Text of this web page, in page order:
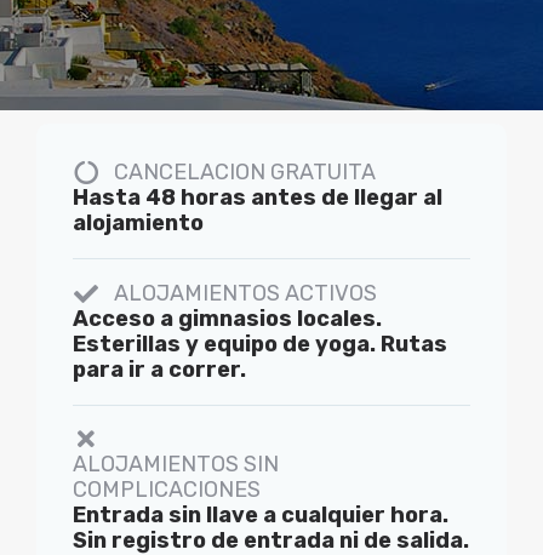
CANCELACION GRATUITA
Hasta 48 horas antes de llegar al
alojamiento
ALOJAMIENTOS ACTIVOS
Acceso a gimnasios locales.
Esterillas y equipo de yoga. Rutas
para ir a correr.
ALOJAMIENTOS SIN
COMPLICACIONES
Entrada sin llave a cualquier hora.
Sin registro de entrada ni de salida.